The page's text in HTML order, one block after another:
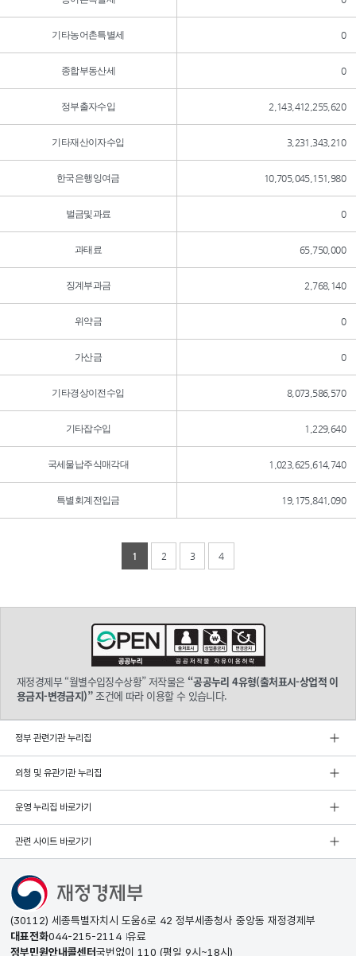
기타농어촌특별세 0
종합부동산세 0
정부출자수입 2,143,412,255,620
기타재산이자수입 3,231,343,210
한국은행잉여금 10,705,045,151,980
벌금및과료 0
과태료 65,750,000
징계부과금 2,768,140
위약금 0
가산금 0
기타경상이전수입 8,073,586,570
기타잡수입 1,229,640
국세물납주식매각대 1,023,625,614,740
특별회계전입금 19,175,841,090
1 2 3 4
재정경제부 “월별수입징수상황” 저작물은 “공공누리 4유형(출처표시-상업적 이
용금지-변경금지)”조건에 따라 이용할 수 있습니다.
정부 관련기관 누리집
외청 및 유관기관 누리집
운영 누리집 바로가기
관련 사이트 바로가기
(30112) 세종특별자치시 도움6로 42 정부세종청사 중앙동 재정경제부
대표전화044-215-2114 유료
정부민원안내콜센터국번없이 110 (평일 9시~18시)